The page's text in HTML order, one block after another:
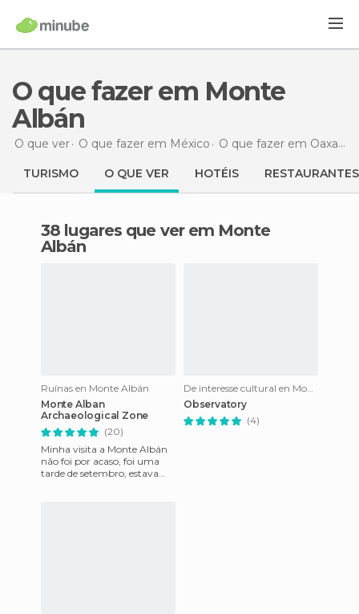
O que fazer em Monte
Albán
O que ver O que fazer em México O que fazer em Oaxaca
TURISMO O QUE VER HOTÉIS RESTAURANTES
38 lugares que ver em Monte
Albán
Ruínas en Monte Albán
Monte Alban
Archaeological Zone
(20)
Minha visita a Monte Albán
não foi por acaso, foi uma
tarde de setembro, estava
De interesse cultural en Monte Albán
Observatory
(4)